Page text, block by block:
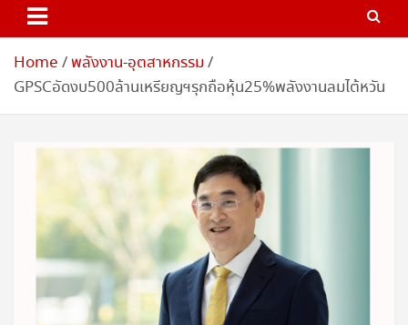
Home พลังงาน-อุตสาหกรรม
GPSCอัดงบ500ล้านเหรียญฯรุกถือหุ้น25%พลังงานลมไต้หวัน